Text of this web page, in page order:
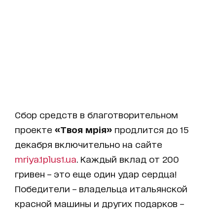
Сбор средств в благотворительном
проекте «Твоя мрія» продлится до 15
декабря включительно на сайте
mriya.1plus1.ua . Каждый вклад от 200
гривен – это еще один удар сердца!
Победители – владельца итальянской
красной машины и других подарков –